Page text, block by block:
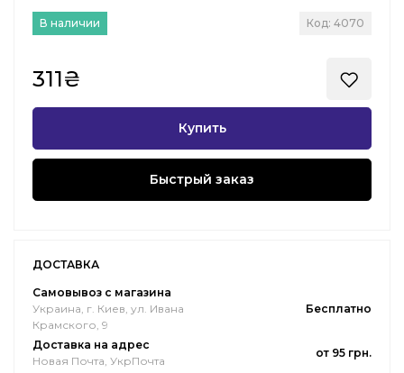
В наличии Код: 4070
311₴
Купить
Быстрый заказ
ДОСТАВКА
Самовывоз с магазина
Украина, г. Киев, ул. Ивана
Крамского, 9
Бесплатно
Доставка на адрес
Новая Почта, УкрПочта
от 95 грн.